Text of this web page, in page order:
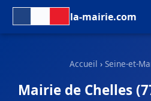
la-mairie.com
Accueil › Seine-et-
Mairie de Chelles